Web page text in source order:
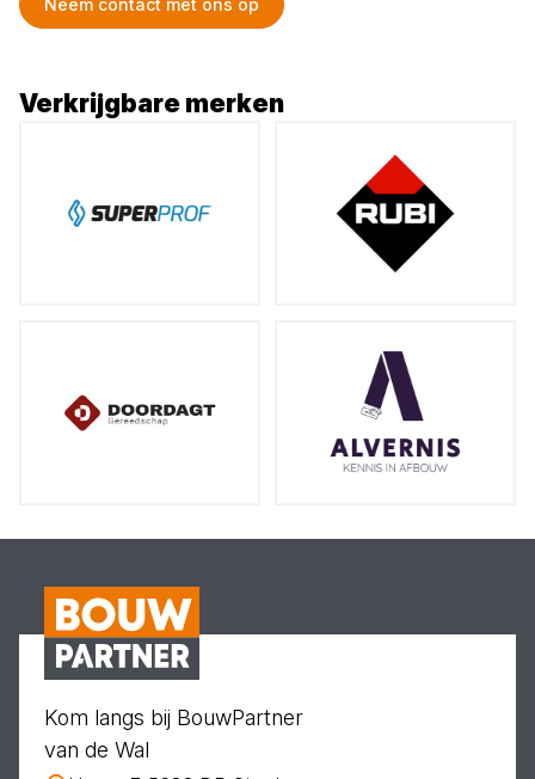
Verkrijgbare merken
Kom langs bij BouwPartner
van de Wal